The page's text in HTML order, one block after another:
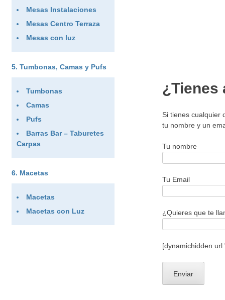
¿Tienes
Si tienes cualquier
tu nombre y un
Tu nombre
Tu Email
¿Quieres que te
[dynamichidden url
Mesas Instalaciones
Mesas Centro Terraza
Mesas con luz
Tumbonas, Camas y Pufs
Tumbonas
Camas
Pufs
Barras Bar – Taburetes
Carpas
Macetas
Macetas
Macetas con Luz